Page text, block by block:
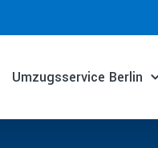
Umzugsservice Berlin